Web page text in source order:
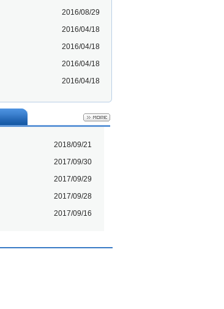
2016/08/29
2016/04/18
2016/04/18
2016/04/18
2016/04/18
2018/09/21
2017/09/30
2017/09/29
2017/09/28
2017/09/16